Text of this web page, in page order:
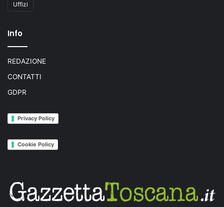
Uffizi
Info
REDAZIONE
CONTATTI
GDPR
Privacy Policy
Cookie Policy